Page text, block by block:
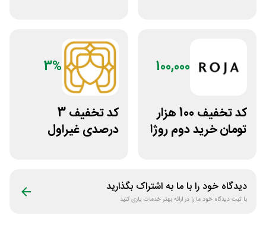
100,000
کد تخفیف 100 هزار
تومان خرید دوم روژا
3%
کد تخفیف 3
درصدی غیراول
دیدگاه خود را با ما به اشتراک بگذارید
با ثبت دیدگاه خود ما را در ارائه بهتر خدمات یاری کنید